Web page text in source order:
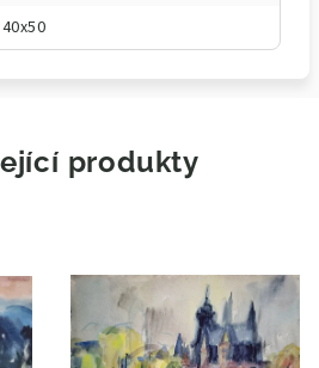
40x50
produkty